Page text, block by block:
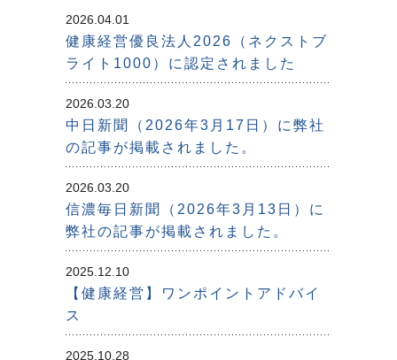
2026.04.01
健康経営優良法人2026（ネクストブ
ライト1000）に認定されました
2026.03.20
中日新聞（2026年3月17日）に弊社
の記事が掲載されました。
2026.03.20
信濃毎日新聞（2026年3月13日）に
弊社の記事が掲載されました。
2025.12.10
【健康経営】ワンポイントアドバイ
ス
2025.10.28